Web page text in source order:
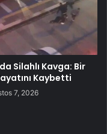
Silahlı Kavga: Bir
Kaybetti
7, 2026